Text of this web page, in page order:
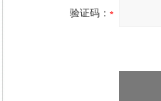
验证码：